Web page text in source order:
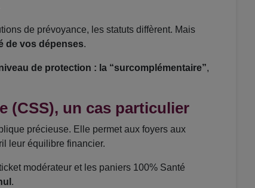
de prévoyance, les statuts diffèrent. Mais
de vos dépenses.
de protection : la “surcomplémentaire”,
(CSS), un cas particulier
précieuse. Elle permet aux foyers aux
leur équilibre financier.
modérateur et les paniers 100% Santé
.